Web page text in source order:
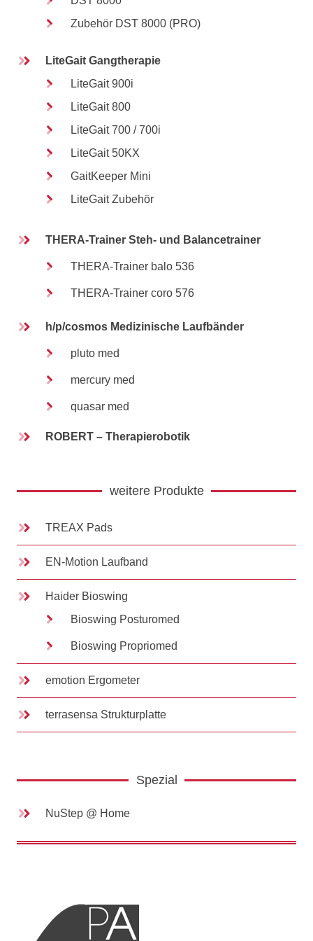
Zubehör DST 8000 (PRO)
LiteGait Gangtherapie
LiteGait 900i
LiteGait 800
LiteGait 700 / 700i
LiteGait 50KX
GaitKeeper Mini
LiteGait Zubehör
THERA-Trainer Steh- und Balancetrainer
THERA-Trainer balo 536
THERA-Trainer coro 576
h/p/cosmos Medizinische Laufbänder
pluto med
mercury med
quasar med
ROBERT – Therapierobotik
weitere Produkte
TREAX Pads
EN-Motion Laufband
Haider Bioswing
Bioswing Posturomed
Bioswing Propriomed
emotion Ergometer
terrasensa Strukturplatte
Spezial
NuStep @ Home